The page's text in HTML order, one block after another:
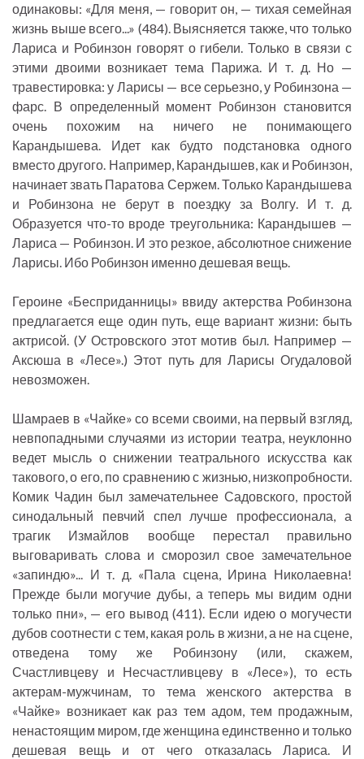
одинаковы: «Для меня, — говорит он, — тихая семейная
жизнь выше всего...» (484). Выясняется также, что только
Лариса и Робинзон говорят о гибели. Только в связи с
этими двоими возникает тема Парижа. И т. д. Но —
травестировка: у Ларисы — все серьезно, у Робинзона —
фарс. В определенный момент Робинзон становится
очень похожим на ничего не понимающего
Карандышева. Идет как будто подстановка одного
вместо другого. Например, Карандышев, как и Робинзон,
начинает звать Паратова Сержем. Только Карандышева
и Робинзона не берут в поездку за Волгу. И т. д.
Образуется что-то вроде треугольника: Карандышев —
Лариса — Робинзон. И это резкое, абсолютное снижение
Ларисы. Ибо Робинзон именно дешевая вещь.
Героине «Бесприданницы» ввиду актерства Робинзона
предлагается еще один путь, еще вариант жизни: быть
актрисой. (У Островского этот мотив был. Например —
Аксюша в «Лесе».) Этот путь для Ларисы Огудаловой
невозможен.
Шамраев в «Чайке» со всеми своими, на первый взгляд,
невпопадными случаями из истории театра, неуклонно
ведет мысль о снижении театрального искусства как
такового, о его, по сравнению с жизнью, низкопробности.
Комик Чадин был замечательнее Садовского, простой
синодальный певчий спел лучше профессионала, а
трагик Измайлов вообще перестал правильно
выговаривать слова и сморозил свое замечательное
«запиндю»... И т. д. «Пала сцена, Ирина Николаевна!
Прежде были могучие дубы, а теперь мы видим одни
только пни», — его вывод (411). Если идею о могучести
дубов соотнести с тем, какая роль в жизни, а не на сцене,
отведена тому же Робинзону (или, скажем,
Счастливцеву и Несчастливцеву в «Лесе»), то есть
актерам-мужчинам, то тема женского актерства в
«Чайке» возникает как раз тем адом, тем продажным,
ненастоящим миром, где женщина единственно и только
дешевая вещь и от чего отказалась Лариса. И